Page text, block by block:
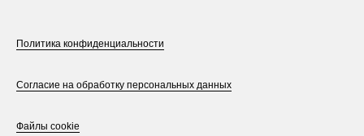
Политика конфиденциальности
Согласие на обработку персональных данных
Файлы cookie